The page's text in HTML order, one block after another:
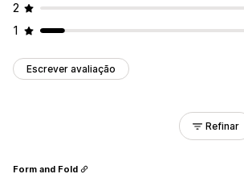
2
1
Escrever avaliação
Refinar
Form and Fold